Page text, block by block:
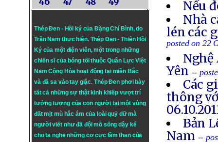
Thép Đen - Hồi ký của Đặng Chí Bình, do
Trần Nam thực hiện. Thép Đen- Thiên Hồi
Ký của một điện viên, một trong những
chiến sĩ của bóng tối thuộc Quân Lực Việt
Nam Cộng Hòa hoạt động tại miền Bắc
và đã sa vào tay giặc. Thép Đen phơi bày
tất cả những sự thật kinh khiếp vượt trí
tưởng tượng của con người tại một vùng
đất mịt mù hắc ám của loài quỷ dữ mà
người viết như đã đội mồ sống dậy kể
cho ta nghe những cơ cực lầm than của
Nếu
Nhà
lén các
posted on 22
Nghệ
Yên --
Các
thông
Bản
Nam --